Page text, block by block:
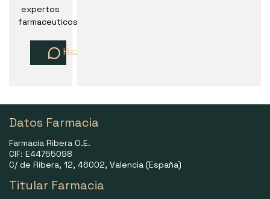
expertos
farmaceuticos
Haz una pregunta
Datos Farmacia
Farmacia Ribera O.E.
CIF: E44755098
C/ de Ribera, 12, 46002, Valencia (España)
Titular Farmacia